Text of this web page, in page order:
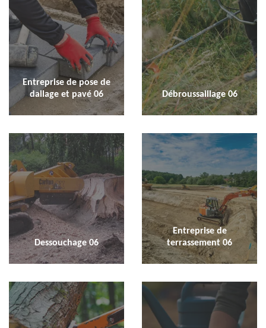
Entreprise de pose de
dallage et pavé 06
Débroussaillage 06
Dessouchage 06
Entreprise de
terrassement 06